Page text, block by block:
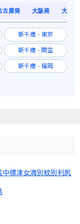
古屋発 大阪発 大阪発
新千歳 - 東京
新千歳 - 関空
新千歳 - 福岡
中標津女満別 紋別 利尻